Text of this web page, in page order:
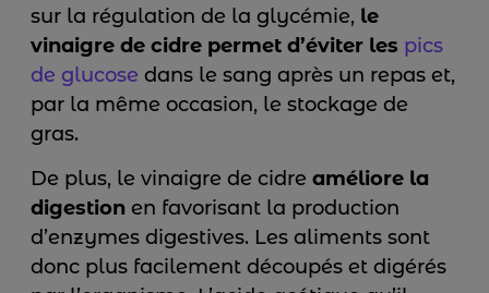
sur la régulation de la glycémie, le
vinaigre de cidre permet d’éviter les pics
de glucose dans le sang après un repas et,
par la même occasion, le stockage de
gras.
De plus, le vinaigre de cidre améliore la
digestion en favorisant la production
d’enzymes digestives. Les aliments sont
donc plus facilement découpés et digérés